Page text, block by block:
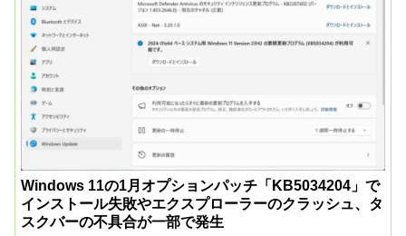
Windows 11の1月オプションパッチ「KB5034204」で
インストール失敗やエクスプローラーのクラッシュ、タ
スクバーの不具合が一部で発生